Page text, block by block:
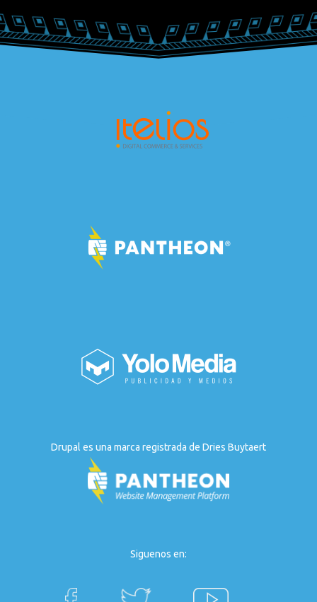
Drupal es una marca registrada de Dries Buytaert
Siguenos en: